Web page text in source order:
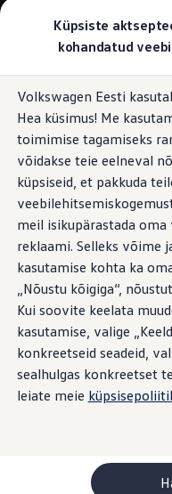
Küpsiste
kohandatud
Volkswagen Eesti
Hea küsimus! Me
toimimise tagamiseks
võidakse teie eelneval
küpsiseid, et pakkuda
meil isikupärastada
reklaami. Selleks võime
kasutamise kohta ka
„Nõustu kõigiga“,
Kui soovite keelata
kasutamise, valige
konkreetseid seadeid,
sealhulgas konkreetset
leiate meie
põhisisu
juurde
jaluse
juurde
Valige oma
Mudelid ja
Uus ID.
Konfigureeri
Volkswageni
Volkswagen
Pakkumised ja
Autovahetus
Garantii
Volkswagen
Tasuta
Tiguani
Elektriautod ja
Golf
Tiguan
Passat
Tayron
Touareg
Ära iial ütle iial
ID. teadmised
Laadimine
ID.